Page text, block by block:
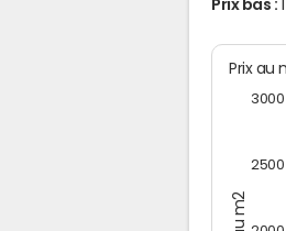
Prix bas :
2500
3000